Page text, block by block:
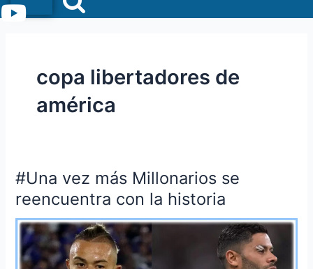
Menu
copa libertadores de
américa
#Una vez más Millonarios se
reencuentra con la historia
#Una
vez
más
Millonarios
se
reencuentra